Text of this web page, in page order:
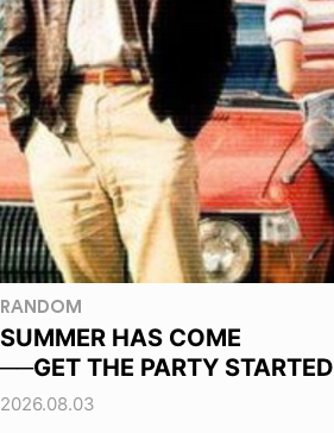
RANDOM
SUMMER HAS COME
──GET THE PARTY STARTED
2026.08.03